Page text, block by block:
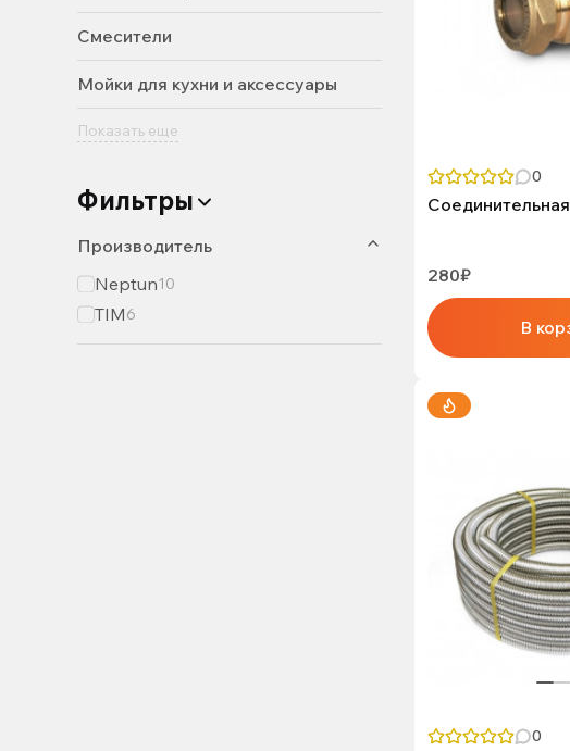
Смесители
Мойки для кухни и аксессуары
Показать еще
Фильтры
Производитель
Neptun10
TIM6
0
280₽
В
0